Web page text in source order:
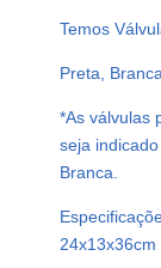
C
P
A
T
S
B
Temos
Preta,
*As válvulas
seja
Branca.
24x13x36cm